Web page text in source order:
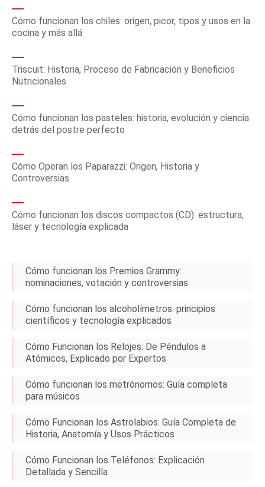
Cómo funcionan los chiles: origen, picor, tipos y usos en la
cocina y más allá
Triscuit: Historia, Proceso de Fabricación y Beneficios
Nutricionales
Cómo funcionan los pasteles: historia, evolución y ciencia
detrás del postre perfecto
Cómo Operan los Paparazzi: Origen, Historia y
Controversias
Cómo funcionan los discos compactos (CD): estructura,
láser y tecnología explicada
Cómo funcionan los Premios Grammy:
nominaciones, votación y controversias
Cómo funcionan los alcoholímetros: principios
científicos y tecnología explicados
Cómo Funcionan los Relojes: De Péndulos a
Atómicos, Explicado por Expertos
Cómo funcionan los metrónomos: Guía completa
para músicos
Cómo Funcionan los Astrolabios: Guía Completa de
Historia, Anatomía y Usos Prácticos
Cómo Funcionan los Teléfonos: Explicación
Detallada y Sencilla